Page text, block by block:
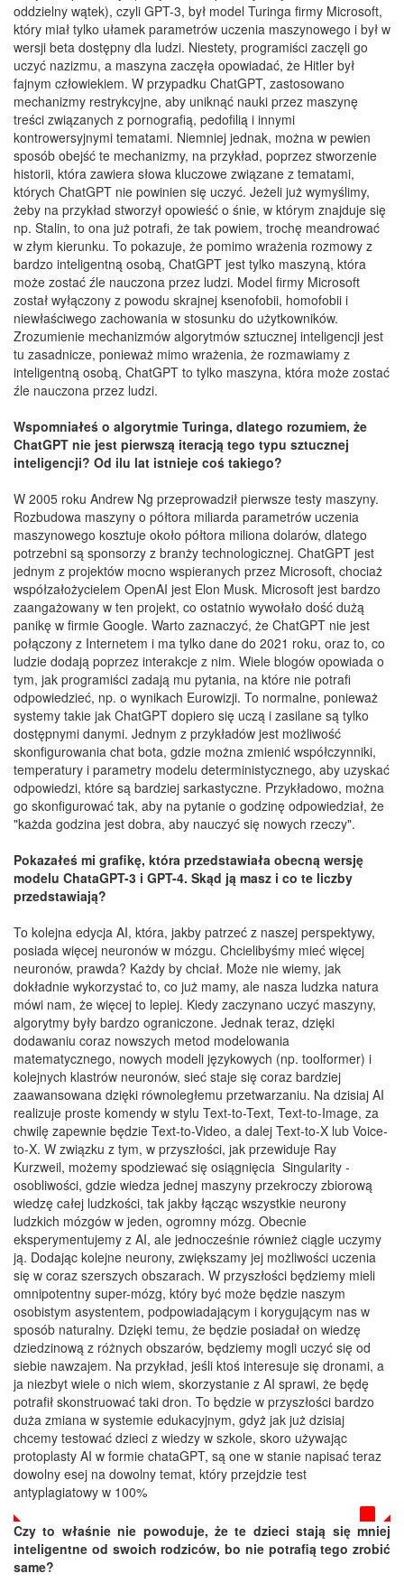
oddzielny wątek), czyli GPT-3, był model Turinga firmy Microsoft,
który miał tylko ułamek parametrów uczenia maszynowego i był w
wersji beta dostępny dla ludzi. Niestety, programiści zaczęli go
uczyć nazizmu, a maszyna zaczęła opowiadać, że Hitler był
fajnym człowiekiem. W przypadku ChatGPT, zastosowano
mechanizmy restrykcyjne, aby uniknąć nauki przez maszynę
treści związanych z pornografią, pedofilią i innymi
kontrowersyjnymi tematami. Niemniej jednak, można w pewien
sposób obejść te mechanizmy, na przykład, poprzez stworzenie
historii, która zawiera słowa kluczowe związane z tematami,
których ChatGPT nie powinien się uczyć. Jeżeli już wymyślimy,
żeby na przykład stworzył opowieść o śnie, w którym znajduje się
np. Stalin, to ona już potrafi, że tak powiem, trochę meandrować
w złym kierunku. To pokazuje, że pomimo wrażenia rozmowy z
bardzo inteligentną osobą, ChatGPT jest tylko maszyną, która
może zostać źle nauczona przez ludzi. Model firmy Microsoft
został wyłączony z powodu skrajnej ksenofobii, homofobii i
niewłaściwego zachowania w stosunku do użytkowników.
Zrozumienie mechanizmów algorytmów sztucznej inteligencji jest
tu zasadnicze, ponieważ mimo wrażenia, że rozmawiamy z
inteligentną osobą, ChatGPT to tylko maszyna, która może zostać
źle nauczona przez ludzi.
Wspomniałeś o algorytmie Turinga, dlatego rozumiem, że
ChatGPT nie jest pierwszą iteracją tego typu sztucznej
inteligencji? Od ilu lat istnieje coś takiego?
W 2005 roku Andrew Ng przeprowadził pierwsze testy maszyny.
Rozbudowa maszyny o półtora miliarda parametrów uczenia
maszynowego kosztuje około półtora miliona dolarów, dlatego
potrzebni są sponsorzy z branży technologicznej. ChatGPT jest
jednym z projektów mocno wspieranych przez Microsoft, chociaż
współzałożycielem OpenAI jest Elon Musk. Microsoft jest bardzo
zaangażowany w ten projekt, co ostatnio wywołało dość dużą
panikę w firmie Google. Warto zaznaczyć, że ChatGPT nie jest
połączony z Internetem i ma tylko dane do 2021 roku, oraz to, co
ludzie dodają poprzez interakcje z nim. Wiele blogów opowiada o
tym, jak programiści zadają mu pytania, na które nie potrafi
odpowiedzieć, np. o wynikach Eurowizji. To normalne, ponieważ
systemy takie jak ChatGPT dopiero się uczą i zasilane są tylko
dostępnymi danymi. Jednym z przykładów jest możliwość
skonfigurowania chat bota, gdzie można zmienić współczynniki,
temperatury i parametry modelu deterministycznego, aby uzyskać
odpowiedzi, które są bardziej sarkastyczne. Przykładowo, można
go skonfigurować tak, aby na pytanie o godzinę odpowiedział, że
"każda godzina jest dobra, aby nauczyć się nowych rzeczy".
Pokazałeś mi grafikę, która przedstawiała obecną wersję
modelu ChataGPT-3 i GPT-4. Skąd ją masz i co te liczby
przedstawiają?
To kolejna edycja AI, która, jakby patrzeć z naszej perspektywy,
posiada więcej neuronów w mózgu. Chcielibyśmy mieć więcej
neuronów, prawda? Każdy by chciał. Może nie wiemy, jak
dokładnie wykorzystać to, co już mamy, ale nasza ludzka natura
mówi nam, że więcej to lepiej. Kiedy zaczynano uczyć maszyny,
algorytmy były bardzo ograniczone. Jednak teraz, dzięki
dodawaniu coraz nowszych metod modelowania
matematycznego, nowych modeli językowych (np. toolformer) i
kolejnych klastrów neuronów, sieć staje się coraz bardziej
zaawansowana dzięki równoległemu przetwarzaniu. Na dzisiaj AI
realizuje proste komendy w stylu Text-to-Text, Text-to-Image, za
chwilę zapewnie będzie Text-to-Video, a dalej Text-to-X lub Voice-
to-X. W związku z tym, w przyszłości, jak przewiduje Ray
Kurzweil, możemy spodziewać się osiągnięcia Singularity -
osobliwości, gdzie wiedza jednej maszyny przekroczy zbiorową
wiedzę całej ludzkości, tak jakby łącząc wszystkie neurony
ludzkich mózgów w jeden, ogromny mózg. Obecnie
eksperymentujemy z AI, ale jednocześnie również ciągle uczymy
ją. Dodając kolejne neurony, zwiększamy jej możliwości uczenia
się w coraz szerszych obszarach. W przyszłości będziemy mieli
omnipotentny super-mózg, który być może będzie naszym
osobistym asystentem, podpowiadającym i korygującym nas w
sposób naturalny. Dzięki temu, że będzie posiadał on wiedzę
dziedzinową z różnych obszarów, będziemy mogli uczyć się od
siebie nawzajem. Na przykład, jeśli ktoś interesuje się dronami, a
ja niezbyt wiele o nich wiem, skorzystanie z AI sprawi, że będę
potrafił skonstruować taki dron. To będzie w przyszłości bardzo
duża zmiana w systemie edukacyjnym, gdyż jak już dzisiaj
chcemy testować dzieci z wiedzy w szkole, skoro używając
protoplasty AI w formie chataGPT, są one w stanie napisać teraz
dowolny esej na dowolny temat, który przejdzie test
antyplagiatowy w 100%
Czy to właśnie nie powoduje, że te dzieci stają się mniej
inteligentne od swoich rodziców, bo nie potrafią tego zrobić
same?